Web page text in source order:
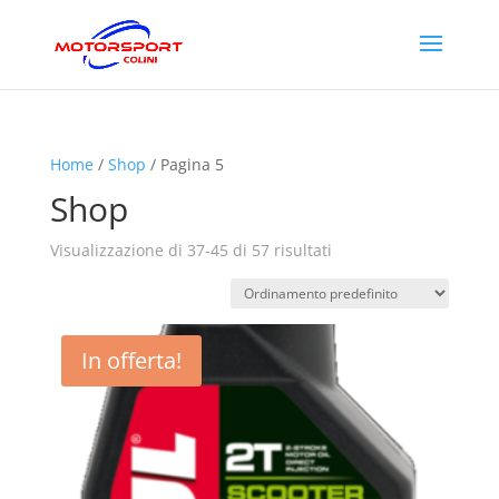
Home/ Shop / Pagina 5
Shop
Visualizzazione di 37-45 di 57 risultati
In offerta!